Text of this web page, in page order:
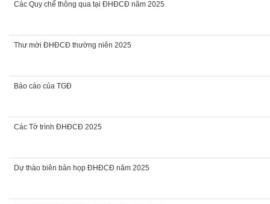
Các Quy chế thông qua tại ĐHĐCĐ năm 2025
Thư mời ĐHĐCĐ thường niên 2025
Báo cáo của TGĐ
Các Tờ trình ĐHĐCĐ 2025
Dự thào biên bản họp ĐHĐCĐ năm 2025